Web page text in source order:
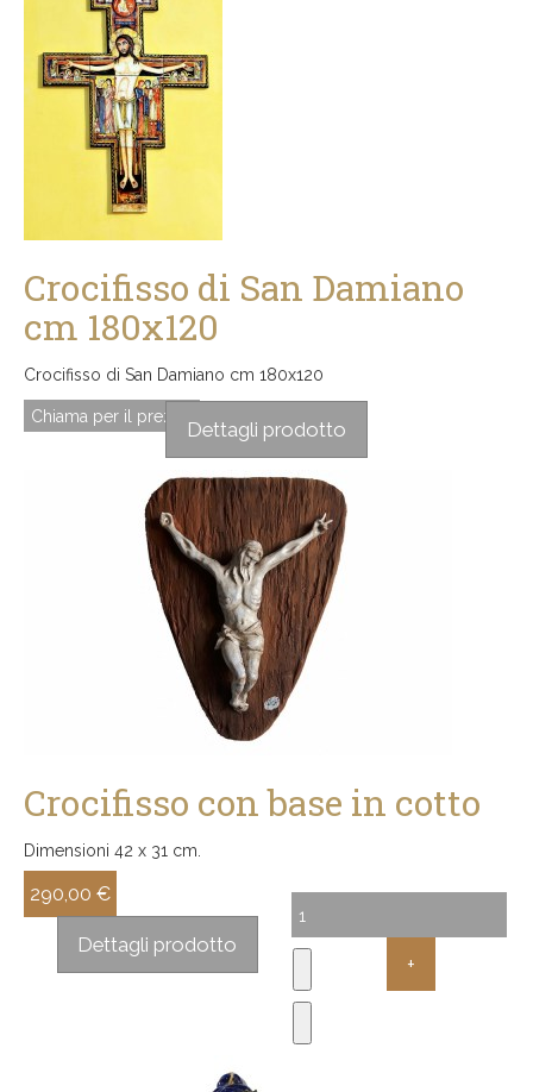
Crocifisso di San Damiano
cm 180x120
Crocifisso di San Damiano cm 180x120
Chiama per il prezzo
Dettagli prodotto
Crocifisso con base in cotto
Dimensioni 42 x 31 cm.
290,00 €
Dettagli prodotto